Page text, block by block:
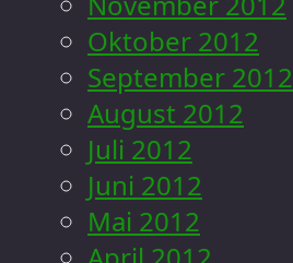
Oktober 2012
September 2012
August 2012
Juli 2012
Juni 2012
Mai 2012